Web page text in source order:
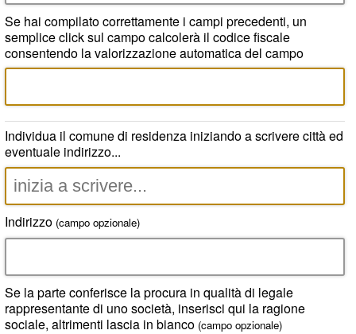
Se hai compilato correttamente i campi precedenti, un
semplice click sul campo calcolerà il codice fiscale
consentendo la valorizzazione automatica del campo
Individua il comune di residenza iniziando a scrivere città ed
eventuale indirizzo...
Indirizzo (campo opzionale)
Se la parte conferisce la procura in qualità di legale
rappresentante di uno società, inserisci qui la ragione
sociale, altrimenti lascia in bianco (campo opzionale)